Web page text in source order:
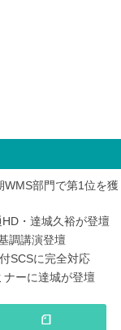
WMS部門で第1位を獲
・達城久裕が登壇
調講演登壇
SCSに完全対応
ナーに達城が登壇